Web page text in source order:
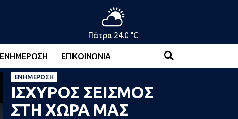
Πάτρα 24.0 °C
ΕΝΗΜΈΡΩΣΗ ΕΠΙΚΟΙΝΩΝΊΑ
ΕΝΗΜΈΡΩΣΗ
ΙΣΧΥΡΟΣ ΣΕΙΣΜΟΣ
ΣΤΗ ΧΩΡΑ ΜΑΣ